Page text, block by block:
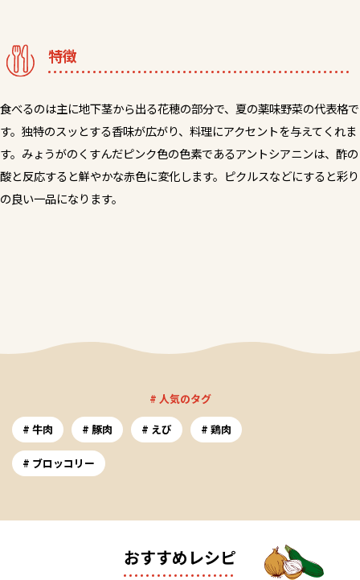
特徴
食べるのは主に地下茎から出る花穂の部分で、夏の薬味野菜の代表格で
す。独特のスッとする香味が広がり、料理にアクセントを与えてくれま
す。みょうがのくすんだピンク色の色素であるアントシアニンは、酢の
酸と反応すると鮮やかな赤色に変化します。ピクルスなどにすると彩り
の良い一品になります。
# 人気のタグ
牛肉
豚肉 えび 鶏肉
ブロッコリー
おすすめレシピ